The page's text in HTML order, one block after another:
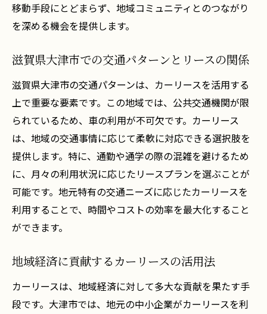
移動手段にとどまらず、地域コミュニティとのつながり
を深める機会を提供します。
滋賀県大津市での交通パターンとリースの関係
滋賀県大津市の交通パターンは、カーリースを活用する
上で重要な要素です。この地域では、公共交通機関が限
られているため、車の利用が不可欠です。カーリース
は、地域の交通事情に応じて柔軟に対応できる選択肢を
提供します。特に、通勤や通学の際の混雑を避けるため
に、月々の利用状況に応じたリースプランを選ぶことが
可能です。地元特有の交通ニーズに応じたカーリースを
利用することで、時間やコストの効率を最大化すること
ができます。
地域経済に貢献するカーリースの活用法
カーリースは、地域経済に対して多大な貢献を果たす手
段です。大津市では、地元の中小企業がカーリースを利